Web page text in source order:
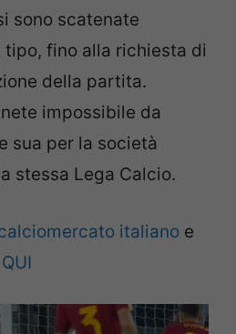
sono scatenate
fino alla richiesta di
della partita.
impossibile da
sua per la società
stessa Lega Calcio.
italiano e